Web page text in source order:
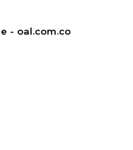
- oal.com.co